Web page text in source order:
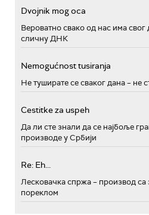
Dvojnik mog oca
Вероватно свако од нас има свог
сличну ДНК
Nemogućnost tusiranja
Не туширате се сваког дана – не
Cestitke za uspeh
Да ли сте знали да се најбоље
производе у Србији
Re: Eh...
Лесковачка спржа – производ
пореклом